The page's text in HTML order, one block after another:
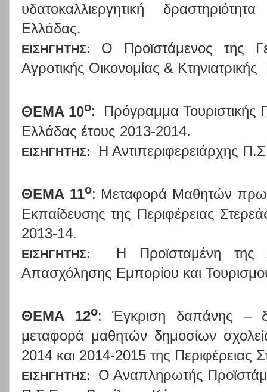
υδατοκαλλιεργητική
Ελλάδας.
ΕΙΣΗΓΗΤΗΣ: Ο Προϊστάμενος της
Αγροτικής Οικονομίας & Κτηνιατρικής
ΘΕΜΑ 10ο:
Πρόγραμμα Τουριστικής
Ελλάδας έτους 2013-2014.
ΕΙΣΗΓΗΤΗΣ: Η Αντιπεριφερειάρχης
ΘΕΜΑ 11ο: Μεταφορά Μαθητών
Εκπαίδευσης της Περιφέρειας
2013-14.
ΕΙΣΗΓΗΤΗΣ:
Η Προϊσταμένη
Απασχόλησης Εμπορίου και
ΘΕΜΑ 12ο: Έγκριση δαπάνης –
μεταφορά μαθητών δημοσίων
2014 και 2014-2015 της Περιφέρειας
ΕΙΣΗΓΗΤΗΣ:
Ο Αναπληρωτής